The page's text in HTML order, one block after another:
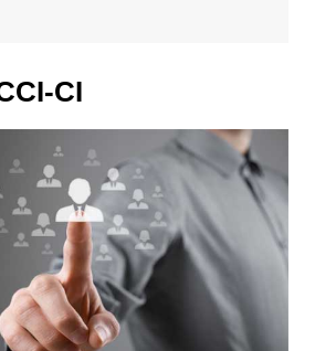
CI